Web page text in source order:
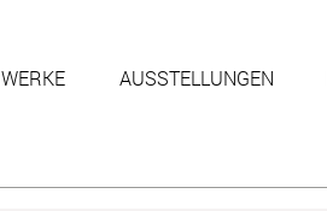
WERKE AUSSTELLUNGEN